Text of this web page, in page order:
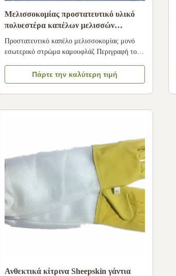
Μελισσοκομίας προστατευτικό υλικό
πολυεστέρα καπέλων μελισσών
κάλυψης στρώματος καπέλων ενιαίος-
εσωτερικό
Προστατευτικό καπέλο μελισσοκομίας μονό
εσωτερικό στρώμα καμουφλάζ Περιγραφή του
ποιότητας. 2Υψηλής ποιότητας υλικά.3Το
καπέλο είναι απαραίτητο αξεσουάρ για τους
μελισσοκόμους, γιατί οι μέλισσες είναι τοξικές
Πάρτε την καλύτερη τιμή
Ανθεκτικά κίτρινα Sheepskin γάντια